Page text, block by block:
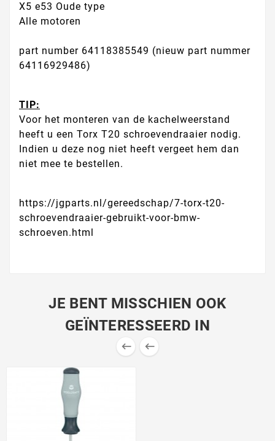
X5 e53 Oude type
Alle motoren
part number 64118385549 (nieuw part nummer
64116929486)
TIP:
Voor het monteren van de kachelweerstand
heeft u een Torx T20 schroevendraaier nodig.
Indien u deze nog niet heeft vergeet hem dan
niet mee te bestellen.
https://jgparts.nl/gereedschap/7-torx-t20-
schroevendraaier-gebruikt-voor-bmw-
schroeven.html
JE BENT MISSCHIEN OOK
GEÏNTERESSEERD IN
 